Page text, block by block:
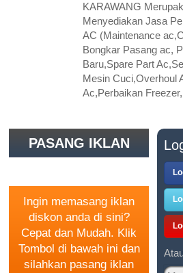
KARAWANG
Menyediakan Jasa
AC (Maintenance
Bongkar Pasang ac,
Baru,Spare Part
Mesin Cuci,Overhoul
Ac,Perbaikan
PASANG IKLAN
Ingin memasang iklan
diskon anda di sini?
Cepat dan Mudah. Klik
Tombol di bawah ini dan
silahkan pasang iklan